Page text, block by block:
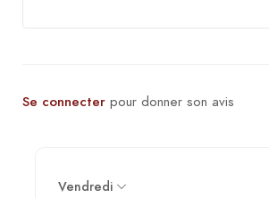
Se connecter pour donner son avis
Vendredi